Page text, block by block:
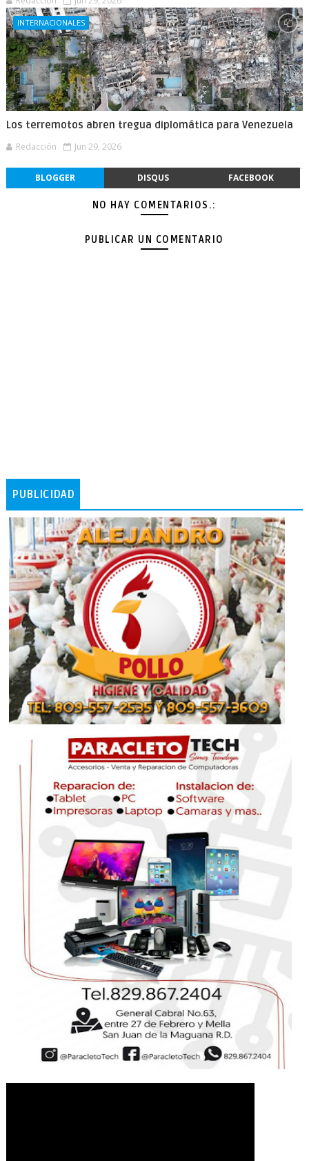
INTERNACIONALES
Los terremotos abren tregua diplomática para Venezuela
Redacción Jun 29, 2026
BLOGGER DISQUS FACEBOOK
NO HAY COMENTARIOS.:
PUBLICAR UN COMENTARIO
PUBLICIDAD